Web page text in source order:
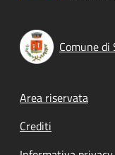
Comune di
Footer
Area riservata
Crediti